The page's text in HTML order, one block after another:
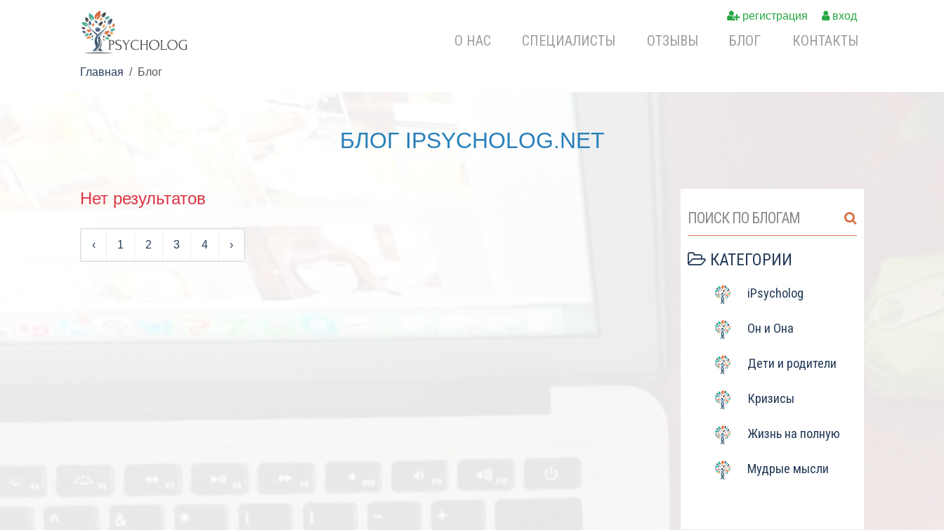
регистрация вход
О НАС СПЕЦИАЛИСТЫ ОТЗЫВЫ БЛОГ КОНТАКТЫ
Главная Блог
БЛОГ IPSYCHOLOG.NET
ПОИСК ПО БЛОГАМ
КАТЕГОРИИ
iPsycholog
Он и Она
Дети и родители
Кризисы
Жизнь на полную
Мудрые мысли
Нет результатов
‹ 1 2 3 4 ›